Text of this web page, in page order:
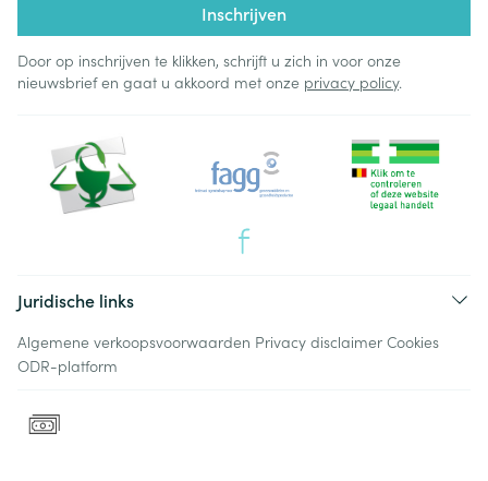
Inschrijven
Door op inschrijven te klikken, schrijft u zich in voor onze
nieuwsbrief en gaat u akkoord met onze privacy policy.
Juridische links
Algemene verkoopsvoorwaarden Privacy disclaimer Cookies
ODR-platform